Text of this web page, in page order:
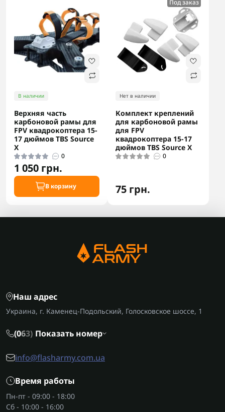
В наличии
Верхняя часть
карбоновой рамы для
FPV квадрокоптера 15-
17 дюймов TBS Source
X
0
1 050 грн.
В корзину
Под заказ
Нет в наличии
Комплект креплений
для карбоновой рамы
для FPV
квадрокоптера 15-17
дюймов TBS Source X
0
75 грн.
Наш адрес
Украина, г. Каменец-Подольский, Голосковское шоссе, 1
(063) Показать номер
info@flasharmy.com.ua
Время работы
Пн-пт - 09:00 - 18:00
Сб - 10:00 - 16:00